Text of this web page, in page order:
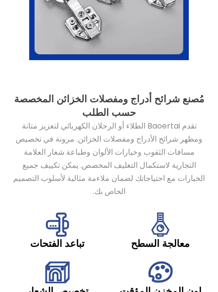
مُصنع شرائح أدراج ومفصلات الخزائن المخصصة
حسب الطلب
تقدم Baoertai الطلاء أو الرحلان الكهربائي لتعزيز متانة
ومظهر شرائح الأدراج ومفصلات الخزائن. مرونة في تخصيص
مسافات الثقوب وخيارات الألوان وطباعة شعار العلامة
التجارية لاستكمال التغليف المخصص. يمكن تكييف جميع
الخيارات مع احتياجاتك لضمان ملاءمة مثالية لأسلوب التصميم
الخاص بك.
معالجة السطح تباعد الفتحات